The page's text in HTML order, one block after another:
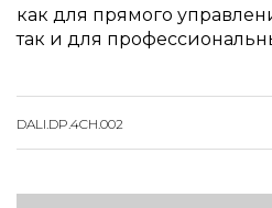
как для прямого
так и для
DALI.DP.4CH.002